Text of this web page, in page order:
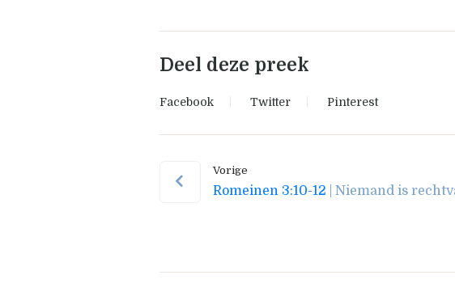
Deel deze preek
Facebook Twitter Pinterest
Vorige
Romeinen 3:10-12 | Niemand is